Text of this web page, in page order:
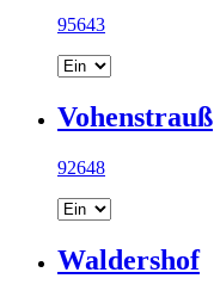
95643
Vohenstrauß
92648
Waldershof